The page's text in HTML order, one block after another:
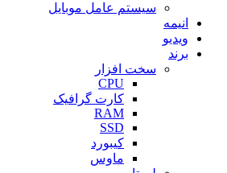
سیستم عامل موبایل
انیمه
ویدیو
برند
سخت افزار
CPU
کارت گرافیک
RAM
SSD
کیبورد
ماوس